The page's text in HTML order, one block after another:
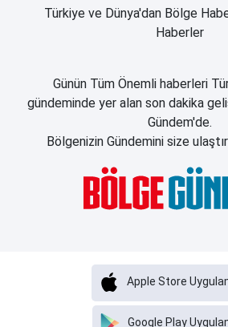
Türkiye ve Dünya'dan Bölge
Haberler
Günün Tüm Önemli haberleri
gündeminde yer alan son dakika
Gündem'de.
Bölgenizin Gündemini size
Google Play
Apple Store